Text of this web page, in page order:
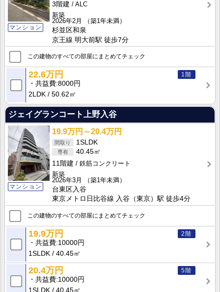
マンション
3階建
ALC
新築
2026年2月
（築1年未満）
杉並区和泉
京王線 明大前駅 徒歩7分
この建物のすべての部屋にまとめてチェック
1階
22.6万円
共益費 8000円
2LDK
50.62㎡
ジェイグランコート上野入谷
マンション
19.9万円～20.4万円
1SLDK
40.45㎡
11階建
鉄筋コンクリート
新築
2026年3月
（築1年未満）
台東区入谷
東京メトロ日比谷線 入谷（東京）駅 徒歩4分
この建物のすべての部屋にまとめてチェック
2階
19.9万円
共益費 10000円
1SLDK
40.45㎡
5階
20.4万円
共益費 10000円
1SLDK
40.45㎡